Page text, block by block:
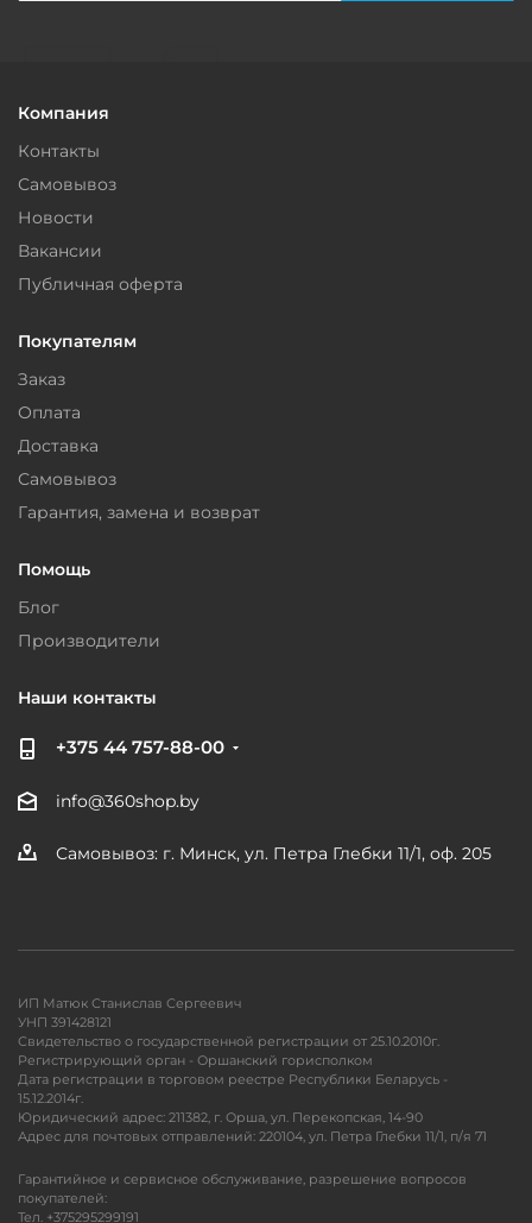
Компания
Контакты
Самовывоз
Новости
Вакансии
Публичная оферта
Покупателям
Заказ
Оплата
Доставка
Самовывоз
Гарантия, замена и возврат
Помощь
Блог
Производители
Наши контакты
+375 44 757-88-00
info@360shop.by
Самовывоз: г. Минск, ул. Петра Глебки 11/1, оф. 205
ИП Матюк Станислав Сергеевич
УНП 391428121
Свидетельство о государственной регистрации от 25.10.2010г.
Регистрирующий орган - Оршанский горисполком
Дата регистрации в торговом реестре Республики Беларусь -
15.12.2014г.
Юридический адрес: 211382, г. Орша, ул. Перекопская, 14-90
Адрес для почтовых отправлений: 220104, ул. Петра Глебки 11/1, п/я 71
Гарантийное и сервисное обслуживание, разрешение вопросов
покупателей:
Тел. +375295299191